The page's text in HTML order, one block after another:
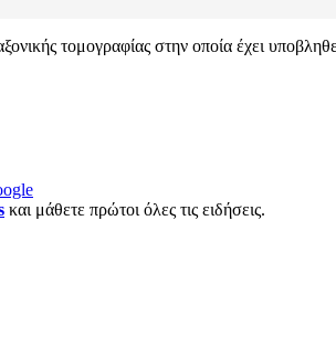
τομογραφίας στην οποία έχει
και μάθετε πρώτοι όλες τις ειδήσεις.